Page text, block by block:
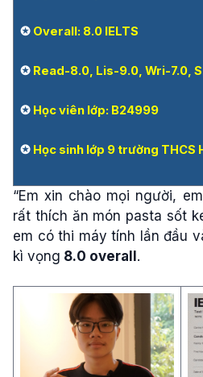
✪ Overall: 8.0 IELTS
✪ Read-8.0, Lis-9.0, Wri-7.0,
✪ Học viên lớp: B24999
✪ Học sinh lớp 9 trường THCS
“Em xin chào mọi người,
rất thích ăn món pasta sốt
em có thi máy tính lần đầu
kì vọng 8.0 overall.